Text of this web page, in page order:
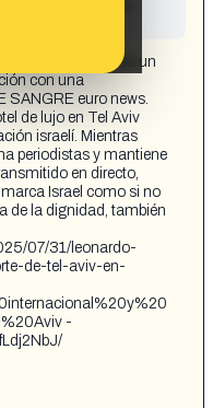
DiCaprio construirá un
con una
SANGRE euro news.
de lujo en Tel Aviv
israelí. Mientras
periodistas y mantiene
en directo,
Israel como si no
de la dignidad, también
07/31/leonardo-
de-tel-aviv-en-
-